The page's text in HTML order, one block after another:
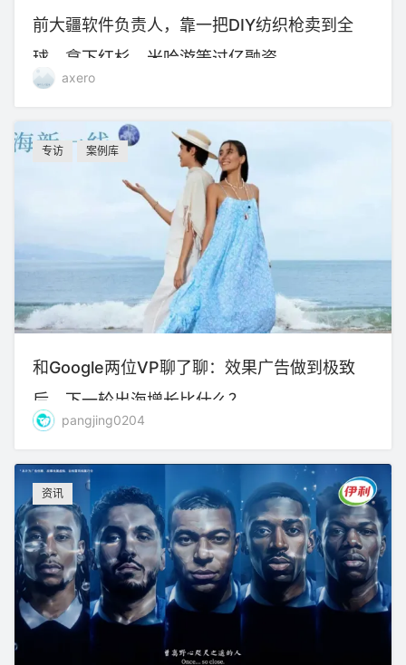
前大疆软件负责人，靠一把DIY纺织枪卖到全
球，拿下红杉、米哈游等过亿融资
axero
专访 案例库
和Google两位VP聊了聊：效果广告做到极致
后，下一轮出海增长比什么？
pangjing0204
资讯